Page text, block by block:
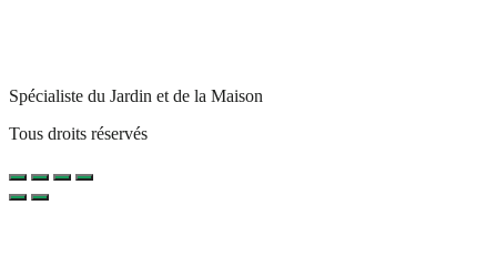
Spécialiste du Jardin et de la Maison
Tous droits réservés